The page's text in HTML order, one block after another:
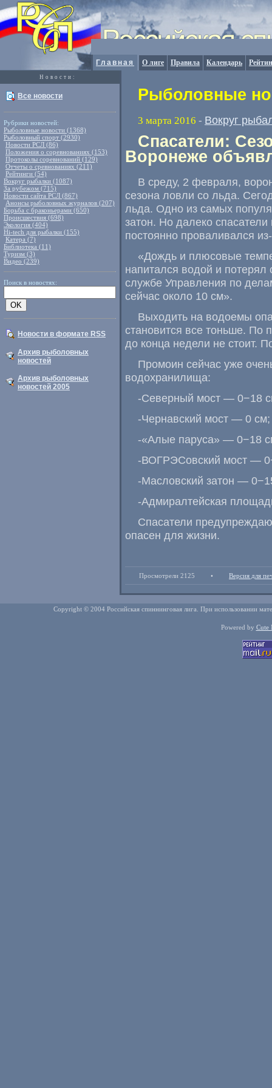
Главная О лиге Правила Календарь
Новости:
Все новости
Рубрики новостей:
Рыболовные новости (1368)
Рыболовный спорт (2930)
Новости РСЛ (86)
Положения о соревнованиях (153)
Протоколы соревнований (129)
Отчеты о сревнованиях (211)
Рейтинги (54)
Вокруг рыбалки (1087)
За рубежом (715)
Новости сайта РСЛ (867)
Анонсы рыболовных журналов (207)
Борьба с браконьерами (650)
Происшествия (698)
Экология (404)
Hi-tech для рыбалки (155)
Катера (7)
Библиотека (11)
Туризм (3)
Видео (239)
Поиск в новостях:
Новости в формате RSS
Архив рыболовных
новостей
Архив рыболовных
новостей 2005
Рыболовные
3 марта 2016 - Вокруг
Спасатели:
Воронеже
В среду, 2 февраля,
сезона ловли со льда.
льда. Одно из самых
затон. Но далеко
постоянно проваливался
«Дождь и плюсовые
напитался водой и
службе Управления по
сейчас около 10 см».
Выходить на водоемы
становится все тоньше. По
до конца недели не стоит.
Промоин сейчас уже
водохранилища:
-Северный мост — 0−18
-Чернавский мост — 0 см;
-«Алые паруса» — 0−18
-ВОГРЭСовский мост —
-Масловский затон —
-Адмиралтейская
Спасатели
опасен для жизни.
Просмотрели 2125 • Версия для
Copyright © 2004 Российская спиннинговая лига. При использовании
Powered by Cute